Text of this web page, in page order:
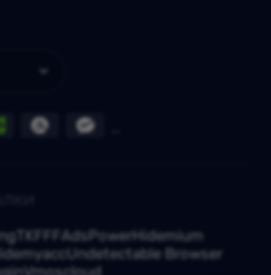
TKFFF AdsPowerHidemium
Undetectable Browser
Vmoscloud